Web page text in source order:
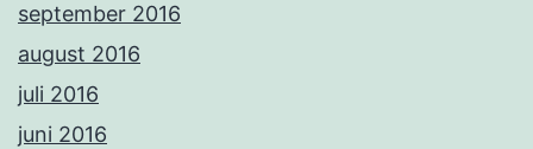
september 2016
august 2016
juli 2016
juni 2016